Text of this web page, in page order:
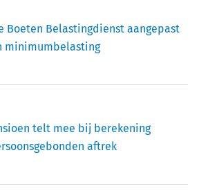
Boeten Belastingdienst aangepast
minimumbelasting
telt mee bij berekening
aftrek